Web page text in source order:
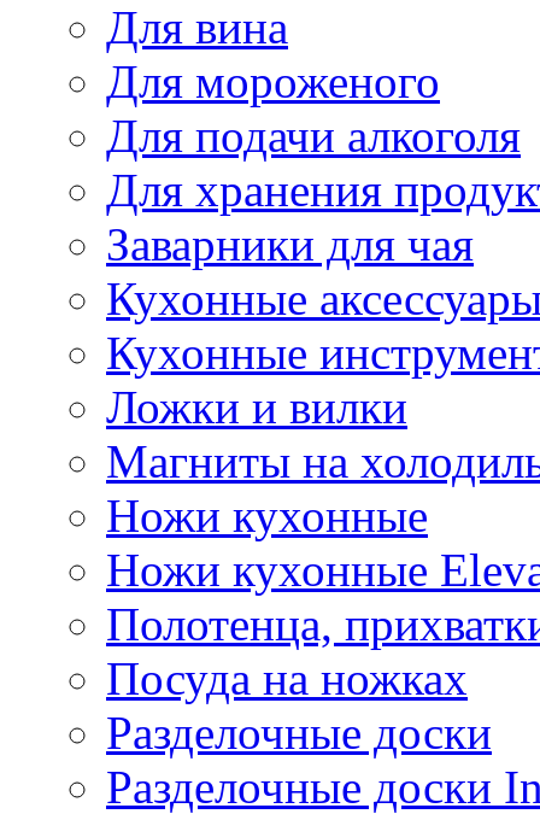
Для вина
Для мороженого
Для подачи алкоголя
Для хранения
Заварники для чая
Кухонные
Кухонные
Ложки и вилки
Магниты на
Ножи кухонные
Ножи кухонные
Полотенца,
Посуда на ножках
Разделочные доски
Разделочные доски